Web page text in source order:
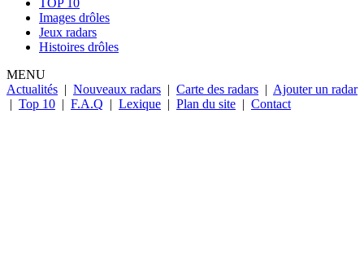
TOP 10
Images drôles
Jeux radars
Histoires drôles
MENU
Actualités | Nouveaux radars | Carte des radars | Ajouter un radar
| Top 10 | F.A.Q | Lexique | Plan du site | Contact